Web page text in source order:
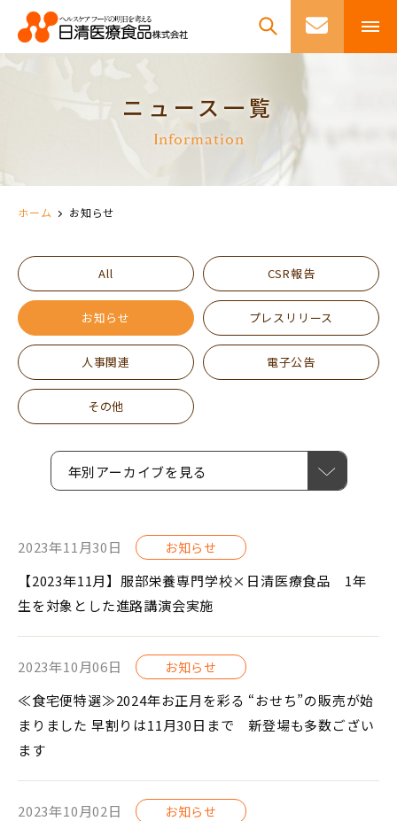
ニュース一覧
Information
ホーム お知らせ
All CSR報告
お知らせ プレスリリース
人事関連 電子公告
その他
年別アーカイブを見る
2023年11月30日 お知らせ
【2023年11月】服部栄養専門学校×日清医療食品 1年
生を対象とした進路講演会実施
2023年10月06日 お知らせ
≪食宅便特選≫2024年お正月を彩る “おせち”の販売が始
まりました 早割りは11月30日まで 新登場も多数ござい
ます
2023年10月02日 お知らせ